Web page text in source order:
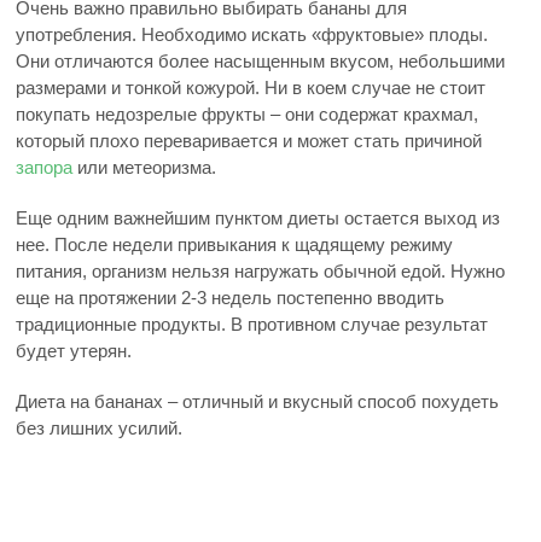
Очень важно правильно выбирать бананы для
употребления. Необходимо искать «фруктовые» плоды.
Они отличаются более насыщенным вкусом, небольшими
размерами и тонкой кожурой. Ни в коем случае не стоит
покупать недозрелые фрукты – они содержат крахмал,
который плохо переваривается и может стать причиной
запора или метеоризма.
Еще одним важнейшим пунктом диеты остается выход из
нее. После недели привыкания к щадящему режиму
питания, организм нельзя нагружать обычной едой. Нужно
еще на протяжении 2-3 недель постепенно вводить
традиционные продукты. В противном случае результат
будет утерян.
Диета на бананах – отличный и вкусный способ похудеть
без лишних усилий.